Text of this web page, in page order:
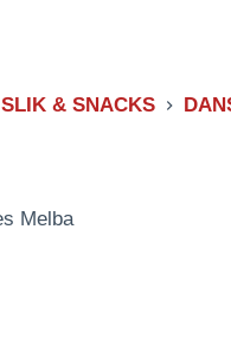
SLIK & SNACKS